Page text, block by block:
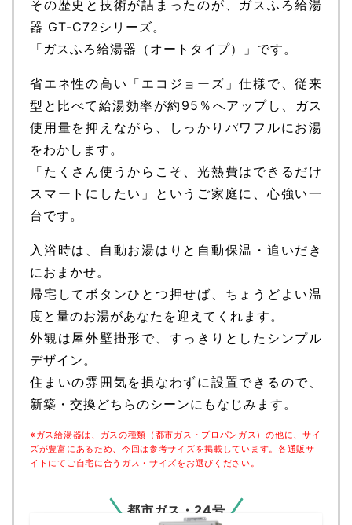
その歴史と技術が詰まったのが、ガスふろ給湯
器 GT-C72シリーズ。
「ガスふろ給湯器（オートタイプ）」です。
省エネ性の高い「エコジョーズ」仕様で、従来
型と比べて給湯効率が約95％へアップし、ガス
使用量を抑えながら、しっかりパワフルにお湯
をわかします。
「たくさん使うからこそ、光熱費はできるだけ
スマートにしたい」というご家庭に、心強い一
台です。
入浴時は、自動お湯はりと自動保温・追いだき
におまかせ。
帰宅してボタンひとつ押せば、ちょうどよい温
度と量のお湯があなたを迎えてくれます。
外観は屋外壁掛形で、すっきりとしたシンプル
デザイン。
住まいの雰囲気を損なわずに設置できるので、
新築・交換どちらのシーンにもなじみます。
※ガス給湯器は、ガスの種類（都市ガス・プロパンガス）の他に、サイ
ズが豊富にあるため、今回は参考サイズを掲載しています。各通販サ
イトにてご自宅に合うガス・サイズをお選びください。
都市ガス・24号